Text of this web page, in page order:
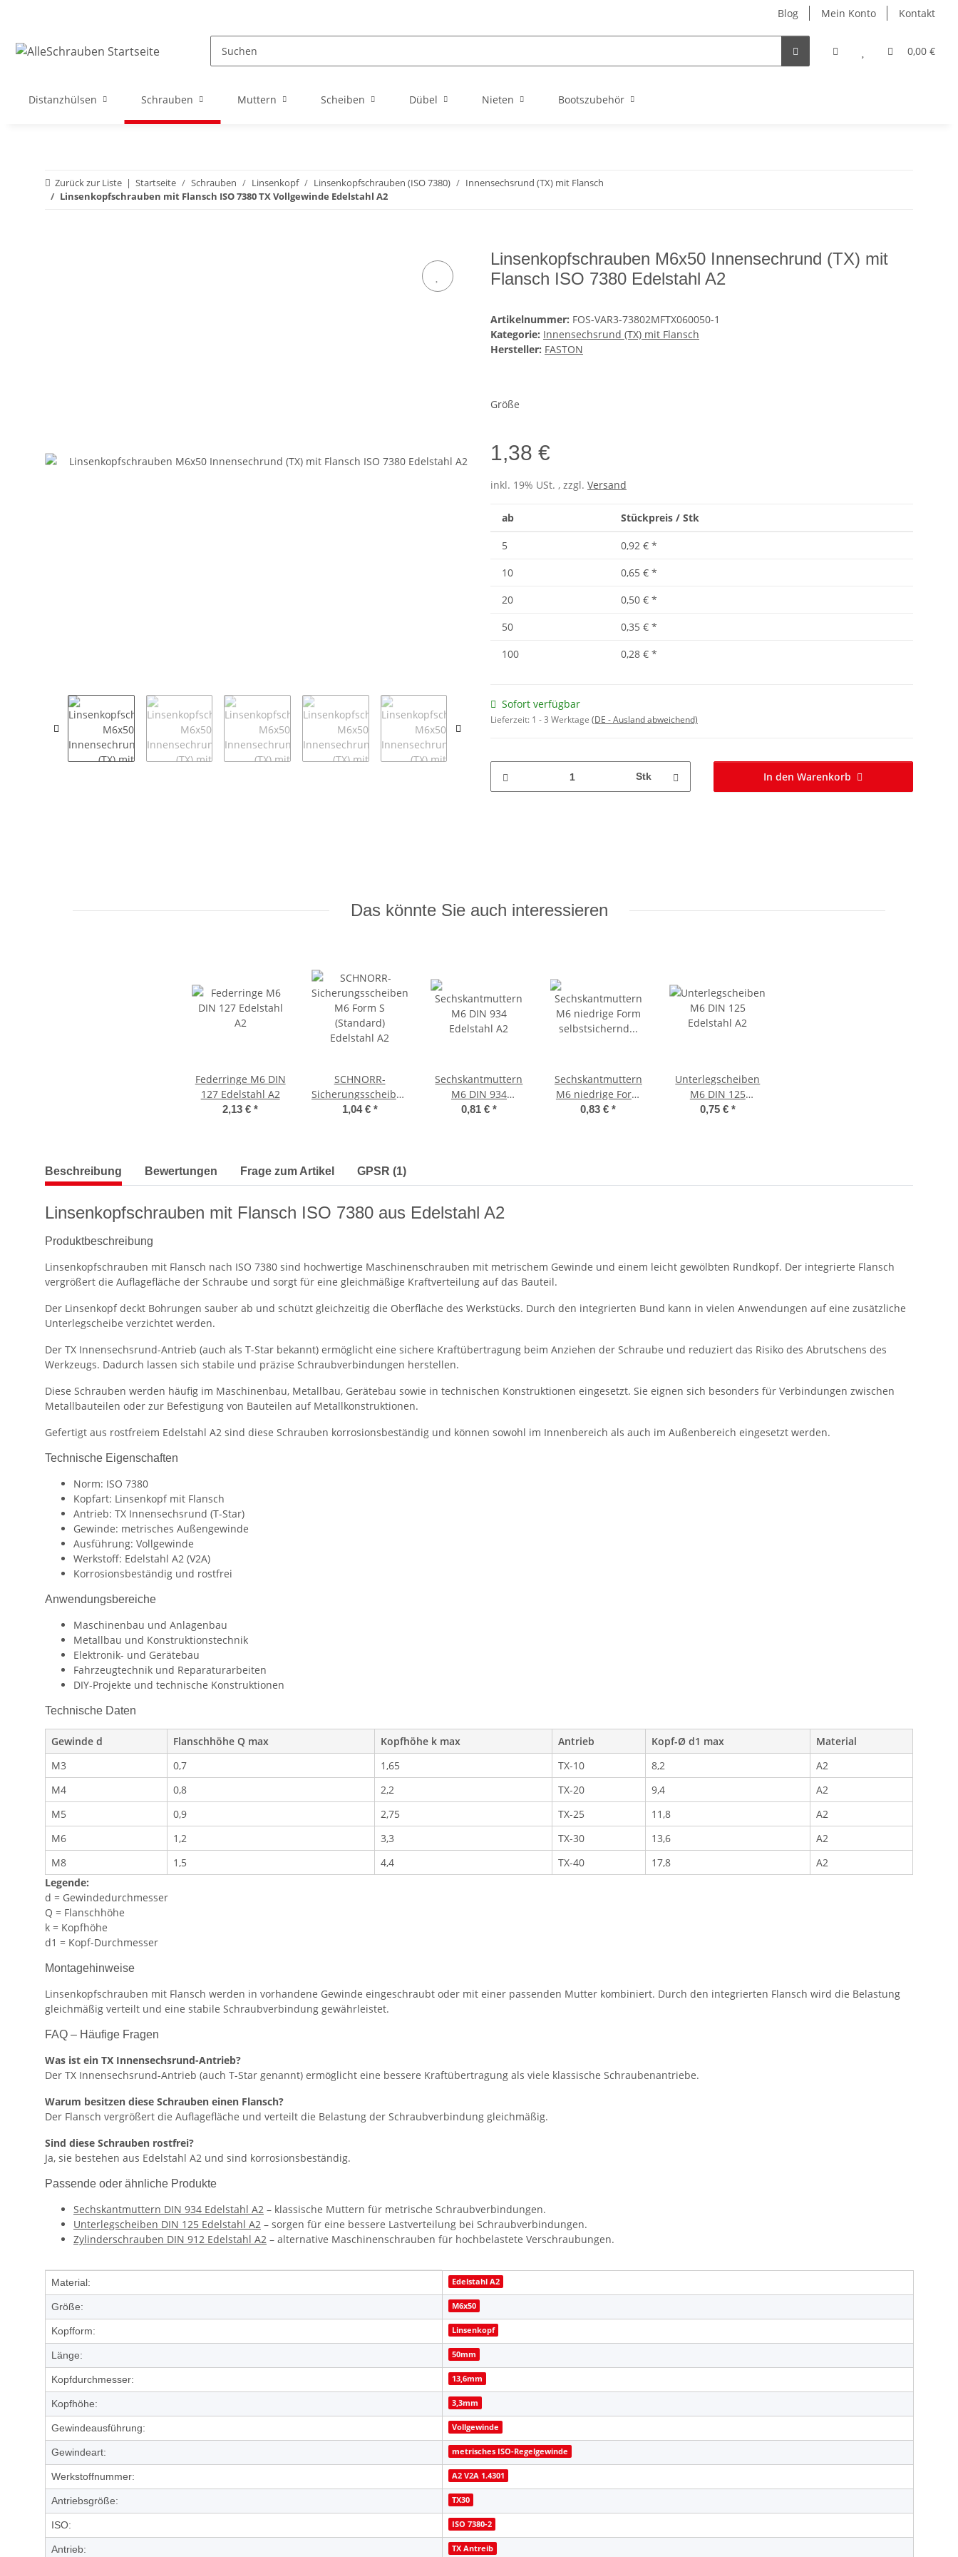
Blog Mein Konto Kontakt
0,00 €
Distanzhülsen Schrauben Muttern Scheiben Dübel Nieten Bootszubehör
Zurück zur Liste Startseite Schrauben Linsenkopf Linsenkopfschrauben (ISO 7380)
Innensechsrund (TX) mit Flansch
Linsenkopfschrauben mit Flansch ISO 7380 TX Vollgewinde Edelstahl A2
Linsenkopfschrauben M6x50 Innensechrund (TX) mit
Flansch ISO 7380 Edelstahl A2
Artikelnummer: FOS-VAR3-73802MFTX060050-1
Kategorie: Innensechsrund (TX) mit Flansch
Hersteller: FASTON
Größe
1,38 €
inkl. 19% USt. , zzgl. Versand
ab Stückpreis / Stk
5 0,92 € *
10
0,65 € *
20
0,50 € *
50
0,35 € *
100
0,28 € *
Sofort verfügbar
Lieferzeit: 1 - 3 Werktage (DE - Ausland abweichend)
Stk In den Warenkorb
Das könnte Sie auch interessieren
Federringe M6 DIN
127 Edelstahl A2
2,13 €*
SCHNORR-
Sicherungsscheiben
M6 Form S
1,04 € *
Sechskantmuttern
M6 DIN 934
Edelstahl A2
0,81 € *
Sechskantmuttern
M6 niedrige Form
selbstsichernd
0,83 €*
Unterlegscheiben
M6 DIN 125
Edelstahl A2
0,75 € *
weitere Registerkarten anzeigen
Beschreibung Bewertungen Frage zum Artikel GPSR (1)
Linsenkopfschrauben mit Flansch ISO 7380 aus Edelstahl A2
Produktbeschreibung
Linsenkopfschrauben mit Flansch nach ISO 7380 sind hochwertige Maschinenschrauben mit metrischem Gewinde und einem leicht gewölbten Rundkopf. Der integrierte Flansch
vergrößert die Auflagefläche der Schraube und sorgt für eine gleichmäßige Kraftverteilung auf das Bauteil.
Der Linsenkopf deckt Bohrungen sauber ab und schützt gleichzeitig die Oberfläche des Werkstücks. Durch den integrierten Bund kann in vielen Anwendungen auf eine zusätzliche
Unterlegscheibe verzichtet werden.
Der TX Innensechsrund-Antrieb (auch als T-Star bekannt) ermöglicht eine sichere Kraftübertragung beim Anziehen der Schraube und reduziert das Risiko des Abrutschens des
Werkzeugs. Dadurch lassen sich stabile und präzise Schraubverbindungen herstellen.
Diese Schrauben werden häufig im Maschinenbau, Metallbau, Gerätebau sowie in technischen Konstruktionen eingesetzt. Sie eignen sich besonders für Verbindungen zwischen
Metallbauteilen oder zur Befestigung von Bauteilen auf Metallkonstruktionen.
Gefertigt aus rostfreiem Edelstahl A2 sind diese Schrauben korrosionsbeständig und können sowohl im Innenbereich als auch im Außenbereich eingesetzt werden.
Technische Eigenschaften
Norm: ISO 7380
Kopfart: Linsenkopf mit Flansch
Antrieb: TX Innensechsrund (T-Star)
Gewinde: metrisches Außengewinde
Ausführung: Vollgewinde
Werkstoff: Edelstahl A2 (V2A)
Korrosionsbeständig und rostfrei
Anwendungsbereiche
Maschinenbau und Anlagenbau
Metallbau und Konstruktionstechnik
Elektronik- und Gerätebau
Fahrzeugtechnik und Reparaturarbeiten
DIY-Projekte und technische Konstruktionen
Technische Daten
Gewinde d Flanschhöhe Q max Kopfhöhe k max Antrieb Kopf-Ø d1 max
Material
M3
0,7 1,65 TX-10 8,2
A2
M4
0,8 2,2 TX-20 9,4
A2
M5
0,9 2,75 TX-25 11,8
A2
M6
1,2 3,3 TX-30 13,6
A2
M8
1,5 4,4 TX-40 17,8
A2
Legende:
d = Gewindedurchmesser
Q = Flanschhöhe
k = Kopfhöhe
d1 = Kopf-Durchmesser
Montagehinweise
Linsenkopfschrauben mit Flansch werden in vorhandene Gewinde eingeschraubt oder mit einer passenden Mutter kombiniert. Durch den integrierten Flansch wird die Belastung
gleichmäßig verteilt und eine stabile Schraubverbindung gewährleistet.
FAQ – Häufige Fragen
Was ist ein TX Innensechsrund-Antrieb?
Der TX Innensechsrund-Antrieb (auch T-Star genannt) ermöglicht eine bessere Kraftübertragung als viele klassische Schraubenantriebe.
Warum besitzen diese Schrauben einen Flansch?
Der Flansch vergrößert die Auflagefläche und verteilt die Belastung der Schraubverbindung gleichmäßig.
Sind diese Schrauben rostfrei?
Ja, sie bestehen aus Edelstahl A2 und sind korrosionsbeständig.
Passende oder ähnliche Produkte
Sechskantmuttern DIN 934 Edelstahl A2 – klassische Muttern für metrische Schraubverbindungen.
Unterlegscheiben DIN 125 Edelstahl A2 – sorgen für eine bessere Lastverteilung bei Schraubverbindungen.
Zylinderschrauben DIN 912 Edelstahl A2 – alternative Maschinenschrauben für hochbelastete Verschraubungen.
Produkteigenschaft
Wert
Material: Edelstahl A2
Größe: M6x50
Kopfform: Linsenkopf
Länge: 50mm
Kopfdurchmesser: 13,6mm
Kopfhöhe: 3,3mm
Gewindeausführung: Vollgewinde
Gewindeart: metrisches ISO-Regelgewinde
Werkstoffnummer: A2 V2A 1.4301
Antriebsgröße: TX30
ISO: ISO 7380-2
Antrieb: TX Antreib